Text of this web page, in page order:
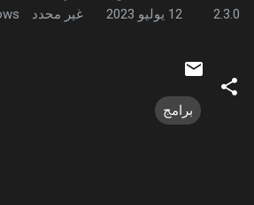
2.3.0
12 يوليو 2023 غير محدد
برامج